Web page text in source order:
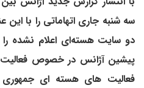
سه شنبه جاری اتهاماتی را با این
دو سایت هسته‌ای اعلام نشده را
پیشین آژانس در خصوص
فعالیت های هسته ای جمهوری